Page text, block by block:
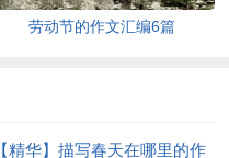
劳动节的作文汇编6篇
【精华】描写春天在哪里的作